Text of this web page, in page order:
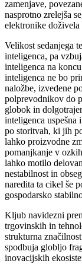
zamenjave,
nasprotno zrelejša
elektronike doživela
Velikost sedanjega
inteligenca, pa
inteligenca na
inteligenca ne bo
naložbe, izvedene
polprevodnikov do
globok in
inteligenca uspešna
po storitvah, ki jih
lahko proizvodne
pomanjkanje v
lahko motilo
nestabilnost in
naredita ta cikel še
gospodarsko
Kljub navidezni
trgovinskih in
strukturna
spodbuja globljo
inovacijskih